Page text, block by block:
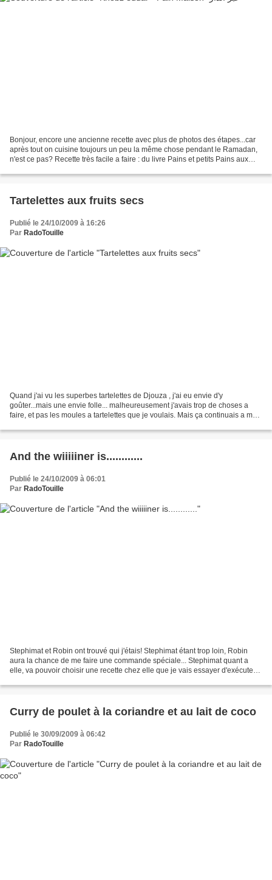
Bonjour, encore une ancienne recette avec plus de photos des étapes...car
après tout on cuisine toujours un peu la même chose pendant le Ramadan,
n'est ce pas? Recette très facile a faire : du livre Pains et petits Pains aux
Tartelettes aux fruits secs
Publié le 24/10/2009 à 16:26
Par RadoTouille
Quand j'ai vu les superbes tartelettes de Djouza , j'ai eu envie d'y
goûter...mais une envie folle... malheureusement j'avais trop de choses a
faire, et pas les moules a tartelettes que je voulais. Mais ça continuais a me
And the wiiiiiner is............
Publié le 24/10/2009 à 06:01
Par RadoTouille
Stephimat et Robin ont trouvé qui j'étais! Stephimat étant trop loin, Robin
aura la chance de me faire une commande spéciale... Stephimat quant a
elle, va pouvoir choisir une recette chez elle que je vais essayer d'exécuter
Curry de poulet à la coriandre et au lait de coco
Publié le 30/09/2009 à 06:42
Par RadoTouille